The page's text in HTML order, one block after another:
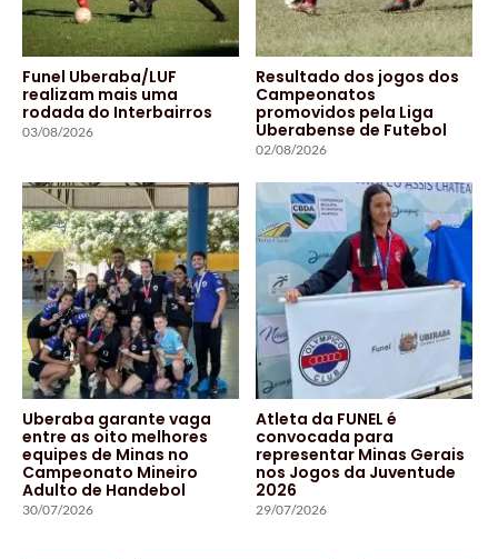
Funel Uberaba/LUF
realizam mais uma
rodada do Interbairros
03/08/2026
Resultado dos jogos dos
Campeonatos
promovidos pela Liga
Uberabense de Futebol
02/08/2026
Uberaba garante vaga
entre as oito melhores
equipes de Minas no
Campeonato Mineiro
Adulto de Handebol
30/07/2026
Atleta da FUNEL é
convocada para
representar Minas Gerais
nos Jogos da Juventude
2026
29/07/2026